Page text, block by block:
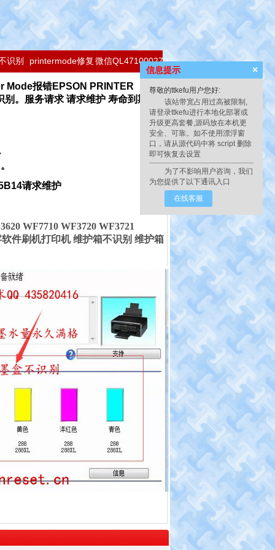
识别 printermode修复微信QL471000270
Mode报错EPSON PRINTER
。服务请求 请求维护 寿命到期维护
请求维护
WF7710 WF3720 WF3721
软件刷机打印机 维护箱不识别 维护箱
信息提示 ×
尊敬的ttkefu用户您好:
该站带宽占用过高被限制,
请登录ttkefu进行本地化部署或
升级更高套餐,源码放在本机更
安全、可靠。如不使用漂浮窗
口，请从源代码中将 script 删除
即可恢复去设置
为了不影响用户咨询，我们
为您提供了以下通讯入口
在线客服